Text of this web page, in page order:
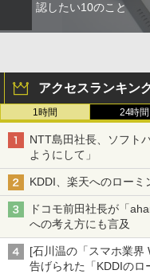
認したい10のこと
アクセスランキン
1時間 24時間
NTT島田社長、ソフト
ようにして」
KDDI、楽天へのローミ
ドコモ前田社長が「
への考え方にも言及
[石川温の「スマホ業界
告げられた「KDDIのロ